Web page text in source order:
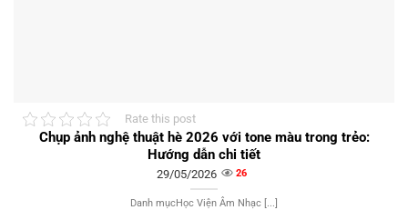
Rate this post
Chụp ảnh nghệ thuật hè 2026 với tone màu trong trẻo:
Hướng dẫn chi tiết
29/05/2026 26
Danh mụcHọc Viện Âm Nhạc [...]